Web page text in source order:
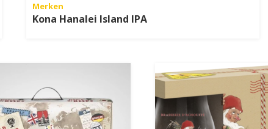
Merken
Kona Hanalei Island IPA